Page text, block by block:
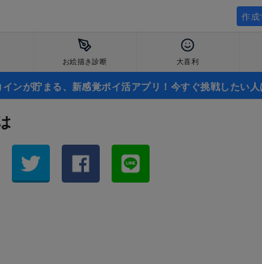
作成
お絵描き診断 大喜利
ンが貯まる、新感覚ポイ活アプリ！今すぐ挑戦したい人